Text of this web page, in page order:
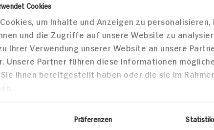
Cookies
um Inhalte und Anzeigen zu
und die Zugriffe auf unsere Website zu
Ihrer Verwendung unserer Website an unsere
Unsere Partner führen diese Informationen
ihnen bereitgestellt haben oder die sie im
Präferenzen
Haftcreme
Vera
Tube
9x verfügbar
DAUER
DISCOUNT
75
extra stark
47g Packung
15x verfügbar
DISCOUNT